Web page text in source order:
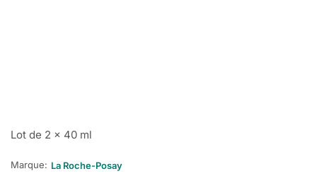
Lot de 2 x 40 ml
Marque: La Roche-Posay